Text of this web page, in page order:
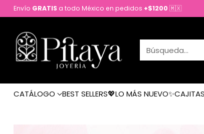
Envío GRATIS a todo México en pedidos +$1200 🇲🇽
Búsqueda…
CATÁLOGO BEST SELLERS💖LO MÁS NUEVO✨